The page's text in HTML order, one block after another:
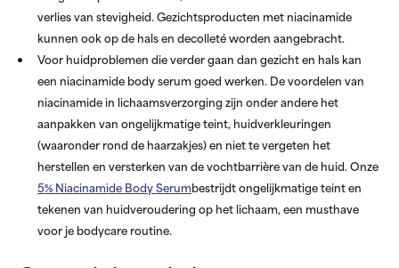
verlies van stevigheid. Gezichtsproducten met niacinamide
kunnen ook op de hals en decolleté worden aangebracht.
Voor huidproblemen die verder gaan dan gezicht en hals kan
een niacinamide body serum goed werken. De voordelen van
niacinamide in lichaamsverzorging zijn onder andere het
aanpakken van ongelijkmatige teint, huidverkleuringen
(waaronder rond de haarzakjes) en niet te vergeten het
herstellen en versterken van de vochtbarrière van de huid. Onze
5% Niacinamide Body Serumbestrijdt ongelijkmatige teint en
tekenen van huidveroudering op het lichaam, een musthave
voor je bodycare routine.